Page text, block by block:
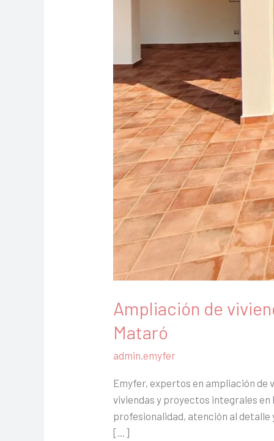
Ampliación de
Mataró
admin.emyfer
Emyfer, expertos en ampliación de
viviendas y proyectos integrales en
profesionalidad, atención al
[…]